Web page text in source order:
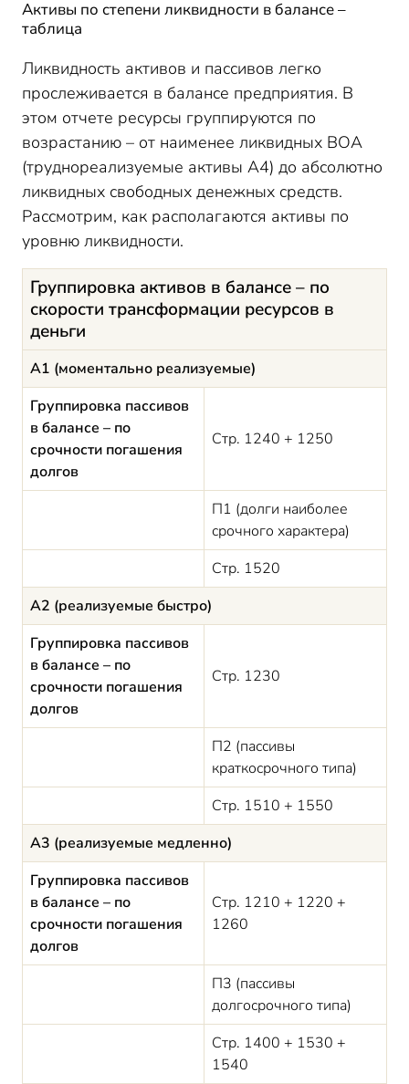
Активы по степени ликвидности в балансе –
таблица
Ликвидность активов и пассивов легко
прослеживается в балансе предприятия. В
этом отчете ресурсы группируются по
возрастанию – от наименее ликвидных ВОА
(труднореализуемые активы А4) до абсолютно
ликвидных свободных денежных средств.
Рассмотрим, как располагаются активы по
уровню ликвидности.
Группировка активов в балансе – по
скорости трансформации ресурсов в
деньги
А1 (моментально реализуемые)
Группировка пассивов
в балансе – по
срочности погашения
долгов
Стр. 1240 + 1250
П1 (долги наиболее
срочного характера)
Стр. 1520
А2 (реализуемые быстро)
Группировка пассивов
в балансе – по
срочности погашения
долгов
Стр. 1230
П2 (пассивы
краткосрочного типа)
Стр. 1510 + 1550
А3 (реализуемые медленно)
Группировка пассивов
в балансе – по
срочности погашения
долгов
Стр. 1210 + 1220 +
1260
П3 (пассивы
долгосрочного типа)
Стр. 1400 + 1530 +
1540